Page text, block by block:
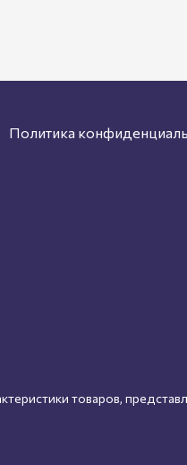
Политика
товаров,